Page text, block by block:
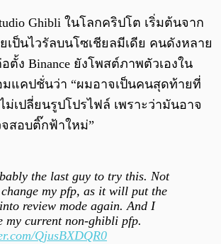
Ghibli ในโลกคริปโต เริ่มต้นจาก
เป็นไวรัลบนโซเชียลมีเดีย คนดังหลาย
ตั้ง Binance ยังโพสต์ภาพตัวเองใน
มแคปชั่นว่า “ผมอาจเป็นคนสุดท้ายที่
เปลี่ยนรูปโปรไฟล์ เพราะว่ามันอาจ
สอบติ๊กฟ้าใหม่”
the last guy to try this. Not
my pfp, as it will put the
review mode again. And I
my current non-ghibli pfp.
QjusBXDQR0